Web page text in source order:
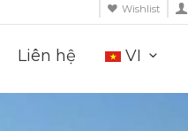
Wishlist
Liên hệ VI